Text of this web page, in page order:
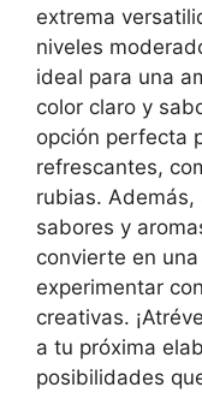
extrema
niveles
ideal para una
color claro y
opción perfecta
refrescantes,
rubias. Además,
sabores y
convierte en
experimentar
creativas.
a tu próxima
posibilidades